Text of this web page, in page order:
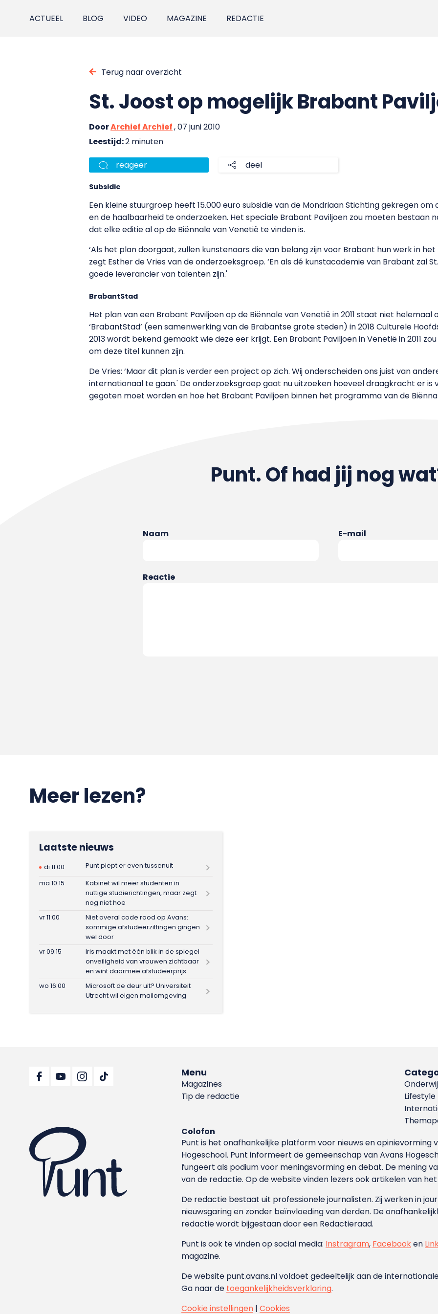
ACTUEEL BLOG VIDEO MAGAZINE REDACTIE
Terug naar overzicht
St. Joost op mogelijk Brabant
DoorArchief Archief, 07 juni 2010
Leestijd:2 minuten
reageer deel
Subsidie
Een kleine stuurgroep heeft 15.000 euro subsidie van de Mondriaan Stichting gekregen
en de haalbaarheid te onderzoeken. Het speciale Brabant Paviljoen zou moeten bestaan
dat elke editie al op de Biënnale van Venetië te vinden is.
‘Als het plan doorgaat, zullen kunstenaars die van belang zijn voor Brabant hun werk in
zegt Esther de Vries van de onderzoeksgroep. ‘En als dé kunstacademie van Brabant zal
goede leverancier van talenten zijn.'
BrabantStad
Het plan van een Brabant Paviljoen op de Biënnale van Venetië in 2011 staat niet helemaal
‘BrabantStad’ (een samenwerking van de Brabantse grote steden) in 2018 Culturele
2013 wordt bekend gemaakt wie deze eer krijgt. Een Brabant Paviljoen in Venetië in 2011
om deze titel kunnen zijn.
De Vries: ‘Maar dit plan is verder een project op zich. Wij onderscheiden ons juist van
internationaal te gaan.' De onderzoeksgroep gaat nu uitzoeken hoeveel draagkracht er is
gegoten moet worden en hoe het Brabant Paviljoen binnen het programma van de
Punt. Of had jij nog
Naam E-mail
Reactie
Meer lezen?
Laatste nieuws
di 11:00
Punt piept er even tussenuit
ma 10:15
Kabinet wil meer studenten in
nuttige studierichtingen, maar zegt
nog niet hoe
vr 11:00
Niet overal code rood op Avans:
sommige afstudeerzittingen gingen
wel door
vr 09:15
Iris maakt met één blik in de spiegel
onveiligheid van vrouwen zichtbaar
en wint daarmee afstudeerprijs
wo 16:00
Microsoft de deur uit? Universiteit
Utrecht wil eigen mailomgeving
Menu
Magazines
Tip de redactie
Lifestyle
Colofon
Punt is het onafhankelijke platform voor nieuws en
Hoge­school. Punt informeert de gemeenschap van Avans
fungeert als podium voor meningsvorming en debat. De mening
van de redactie. Op de website vinden lezers ook artikelen van
De redactie bestaat uit professionele journalisten. Zij werken in
nieuwsgaring en zonder beïnvloeding van derden. De
redactie wordt bijgestaan door een Redactieraad.
Punt is ook te vinden op social media: Instragram, Facebooken
magazine.
De website punt.avans.nl voldoet gedeeltelijk aan de
Ga naar de toegankelijkheidsverklaring.
Cookie instellingen |Cookies